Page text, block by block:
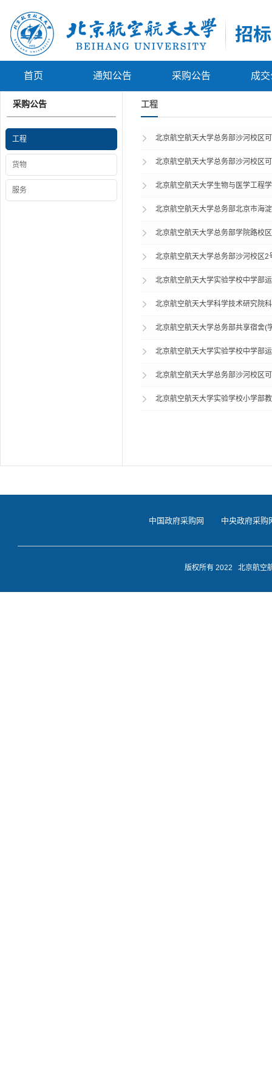
首页 通知公告 采购公告 成
采购公告
工程
货物
服务
工程
北京航空航天大学总务部沙河校区
北京航空航天大学总务部沙河校区
北京航空航天大学生物与医学工程
北京航空航天大学总务部北京市海
北京航空航天大学总务部学院路校
北京航空航天大学总务部沙河校区
北京航空航天大学实验学校中学部
北京航空航天大学科学技术研究院
北京航空航天大学总务部共享宿舍(
北京航空航天大学实验学校中学部
北京航空航天大学总务部沙河校区
北京航空航天大学实验学校小学部
中国政府采购网 中央政府采购
版权所有 2022 北京航